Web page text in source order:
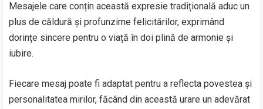
Mesajele care conțin această expresie tradițională aduc un
plus de căldură și profunzime felicitărilor, exprimând
dorințe sincere pentru o viață în doi plină de armonie și
iubire.
Fiecare mesaj poate fi adaptat pentru a reflecta povestea și
personalitatea mirilor, făcând din această urare un adevărat